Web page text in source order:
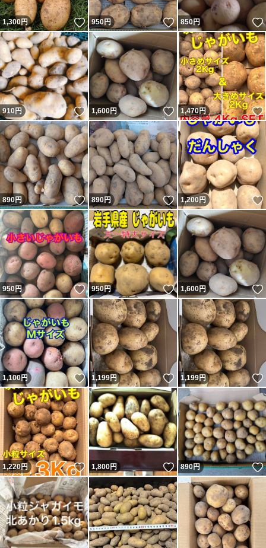
1,300円 いいね！
950円 いいね！
850円
910円 いいね！
1,600円 いいね！
1,470円
890円 いいね！
890円 いいね！
1,200円
950円 いいね！
950円 いいね！
1,600円
1,100円 いいね！
1,199円 いいね！
1,199円
1,220円 いいね！
1,800円 いいね！
890円